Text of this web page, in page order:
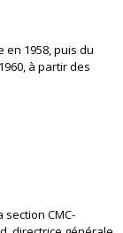
1958, puis du
à partir des
section CMC-